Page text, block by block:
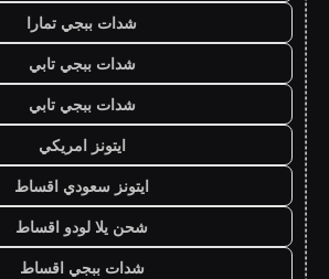
شدات ببجي تمارا
شدات ببجي تابي
شدات ببجي تابي
ايتونز امريكي
ايتونز سعودي اقساط
شحن يلا لودو اقساط
شدات ببجي اقساط